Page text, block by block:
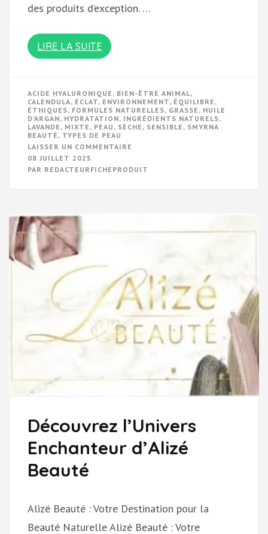
des produits d’exception. …
LIRE LA SUITE
ACIDE HYALURONIQUE , BIEN-ÊTRE ANIMAL,
CALENDULA, ÉCLAT, ENVIRONNEMENT, ÉQUILIBRE ,
ÉTHIQUES, FORMULES NATURELLES, GRASSE , HUILE
D'ARGAN, HYDRATATION, INGRÉDIENTS NATURELS,
LAVANDE , MIXTE , PEAU , SÈCHE , SENSIBLE , SMYRNA
BEAUTÉ , TYPES DE PEAU
LAISSER UN COMMENTAIRE
ENCHANTÉ
08 JUILLET 2025
PAR REDACTEURFICHEPRODUIT
Découvrez l’Univers
Enchanteur d’Alizé
Beauté
Alizé Beauté : Votre Destination pour la
Beauté Naturelle Alizé Beauté : Votre